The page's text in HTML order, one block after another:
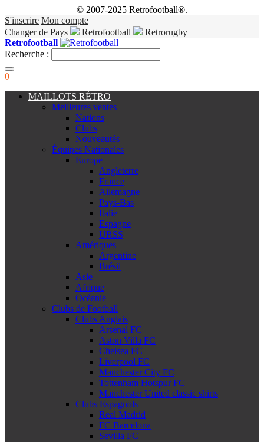
© 2007-2025 Retrofootball®.
S'inscrire Mon compte
Changer de Pays
Retrofootball
Retrorugby
Retrofootball
Recherche :
0
MAILLOTS RÉTRO
Meilleures ventes
Nations
Clubs
Nouveautés
Équipes Nationales
Europe
Angleterre
France
Allemagne
Pays-Bas
Italie
Espagne
URSS
Amériques
Argentine
Brésil
Asie
Afrique
Océanie
Clubs de Football
Clubs Anglais
Arsenal FC
Aston Villa FC
Chelsea FC
Liverpool FC
Manchester City FC
Tottenham Hotspur FC
Manchester United classic shirts
Clubs Espagnols
Real Madrid
FC Barcelona
Sevilla FC